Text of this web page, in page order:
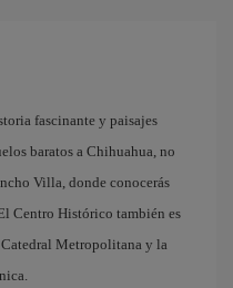
fascinante y paisajes
baratos a Chihuahua, no
Villa, donde conocerás
Centro Histórico también es
Metropolitana y la